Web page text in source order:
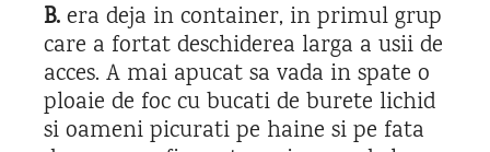
B.era deja in container, in primul grup
care a fortat deschiderea larga a usii de
acces. A mai apucat sa vada in spate o
ploaie de foc cu bucati de burete lichid
si oameni picurati pe haine si pe fata